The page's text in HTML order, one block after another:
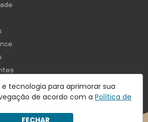
e tecnologia para aprimorar sua
de acordo com a Política de
FECHAR
Solution